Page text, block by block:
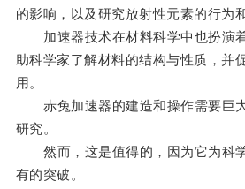
的影响，以及研究放射性元素的行为
加速器技术在材料科学中也扮演
助科学家了解材料的结构与性质，并
用。
赤兔加速器的建造和操作需要巨
研究。
然而，这是值得的，因为它为科
有的突破。